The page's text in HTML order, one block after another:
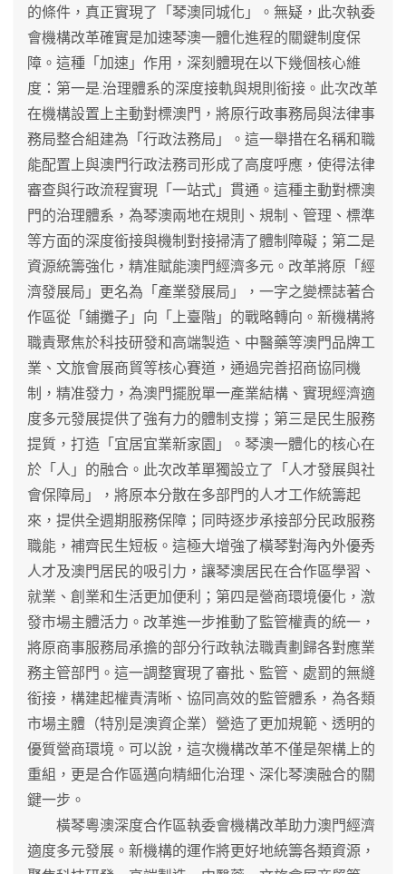
的條件，真正實現了「琴澳同城化」。無疑，此次執委
會機構改革確實是加速琴澳一體化進程的關鍵制度保
障。這種「加速」作用，深刻體現在以下幾個核心維
度：第一是.治理體系的深度接軌與規則銜接。此次改革
在機構設置上主動對標澳門，將原行政事務局與法律事
務局整合組建為「行政法務局」。這一舉措在名稱和職
能配置上與澳門行政法務司形成了高度呼應，使得法律
審查與行政流程實現「一站式」貫通。這種主動對標澳
門的治理體系，為琴澳兩地在規則、規制、管理、標準
等方面的深度銜接與機制對接掃清了體制障礙；第二是
資源統籌強化，精准賦能澳門經濟多元。改革將原「經
濟發展局」更名為「產業發展局」，一字之變標誌著合
作區從「鋪攤子」向「上臺階」的戰略轉向。新機構將
職責聚焦於科技研發和高端製造、中醫藥等澳門品牌工
業、文旅會展商貿等核心賽道，通過完善招商協同機
制，精准發力，為澳門擺脫單一產業結構、實現經濟適
度多元發展提供了強有力的體制支撐；第三是民生服務
提質，打造「宜居宜業新家園」。琴澳一體化的核心在
於「人」的融合。此次改革單獨設立了「人才發展與社
會保障局」，將原本分散在多部門的人才工作統籌起
來，提供全週期服務保障；同時逐步承接部分民政服務
職能，補齊民生短板。這極大增強了橫琴對海內外優秀
人才及澳門居民的吸引力，讓琴澳居民在合作區學習、
就業、創業和生活更加便利；第四是營商環境優化，激
發市場主體活力。改革進一步推動了監管權責的統一，
將原商事服務局承擔的部分行政執法職責劃歸各對應業
務主管部門。這一調整實現了審批、監管、處罰的無縫
銜接，構建起權責清晰、協同高效的監管體系，為各類
市場主體（特別是澳資企業）營造了更加規範、透明的
優質營商環境。可以說，這次機構改革不僅是架構上的
重組，更是合作區邁向精細化治理、深化琴澳融合的關
鍵一步。
橫琴粵澳深度合作區執委會機構改革助力澳門經濟
適度多元發展。新機構的運作將更好地統籌各類資源，